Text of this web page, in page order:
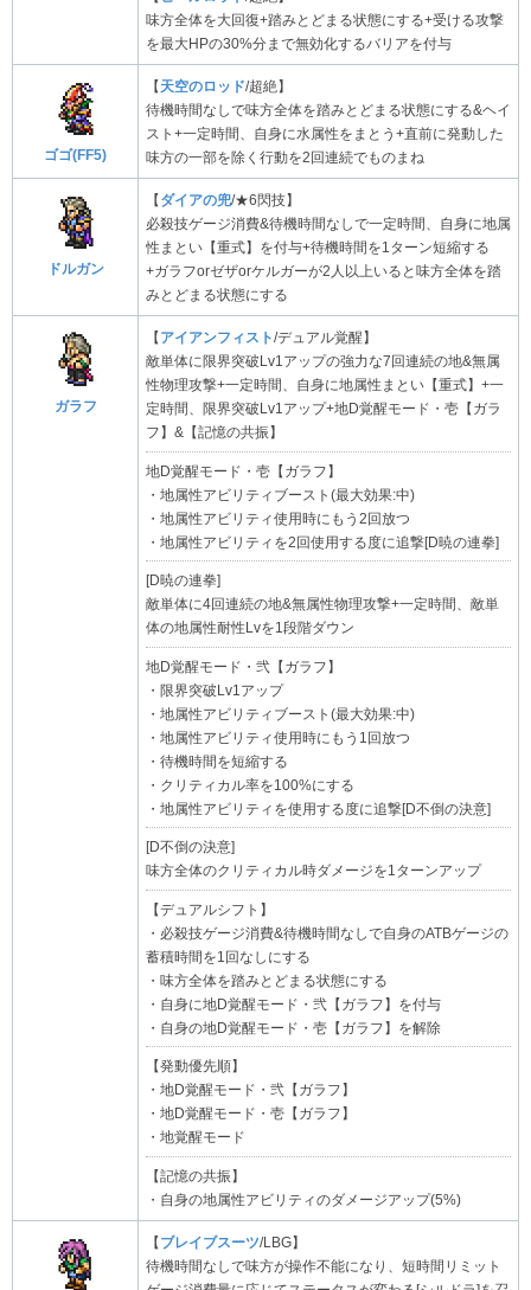
味方全体を大回復+踏みとどまる状態にする+受ける攻撃
を最大HPの30%分まで無効化するバリアを付与
ゴゴ(FF5)
【 天空のロッド/超絶】
待機時間なしで味方全体を踏みとどまる状態にする&ヘイ
スト+一定時間、自身に水属性をまとう+直前に発動した
味方の一部を除く行動を2回連続でものまね
ドルガン
【 ダイアの兜/★6閃技】
必殺技ゲージ消費&待機時間なしで一定時間、自身に地属
性まとい【重式】を付与+待機時間を1ターン短縮する
+ガラフorゼザorケルガーが2人以上いると味方全体を踏
みとどまる状態にする
ガラフ
【 アイアンフィスト/デュアル覚醒】
敵単体に限界突破Lv1アップの強力な7回連続の地&無属
性物理攻撃+一定時間、自身に地属性まとい【重式】+一
定時間、限界突破Lv1アップ+地D覚醒モード・壱【ガラ
フ】&【記憶の共振】
地D覚醒モード・壱【ガラフ】
・地属性アビリティブースト(最大効果:中)
・地属性アビリティ使用時にもう2回放つ
・地属性アビリティを2回使用する度に追撃[D暁の連拳]
[D暁の連拳]
敵単体に4回連続の地&無属性物理攻撃+一定時間、敵単
体の地属性耐性Lvを1段階ダウン
地D覚醒モード・弐【ガラフ】
・限界突破Lv1アップ
・地属性アビリティブースト(最大効果:中)
・地属性アビリティ使用時にもう1回放つ
・待機時間を短縮する
・クリティカル率を100%にする
・地属性アビリティを使用する度に追撃[D不倒の決意]
[D不倒の決意]
味方全体のクリティカル時ダメージを1ターンアップ
【デュアルシフト】
・必殺技ゲージ消費&待機時間なしで自身のATBゲージの
蓄積時間を1回なしにする
・味方全体を踏みとどまる状態にする
・自身に地D覚醒モード・弐【ガラフ】を付与
・自身の地D覚醒モード・壱【ガラフ】を解除
【発動優先順】
・地D覚醒モード・弐【ガラフ】
・地D覚醒モード・壱【ガラフ】
・地覚醒モード
【記憶の共振】
・自身の地属性アビリティのダメージアップ(5%)
【 ブレイブスーツ/LBG】
待機時間なしで味方が操作不能になり、短時間リミット